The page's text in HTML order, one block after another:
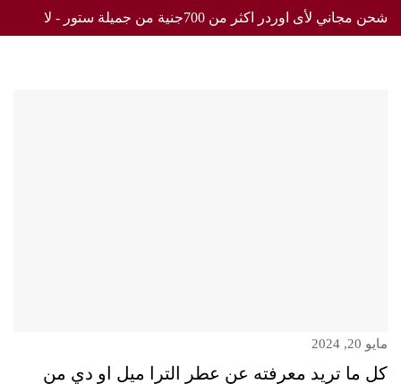
شحن مجاني لأى اوردر اكثر من 700جنية من جميلة ستور - لا
تفوت العرض
مايو 20, 2024
كل ما تريد معرفته عن عطر الترا ميل او دي من